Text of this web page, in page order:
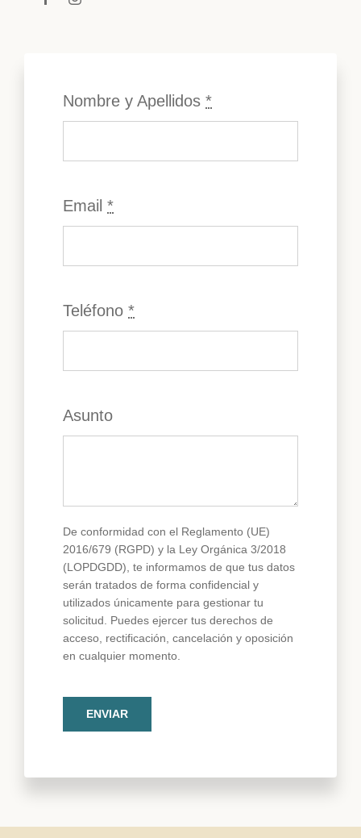
Nombre y Apellidos *
Email *
Teléfono *
Asunto
De conformidad con el Reglamento (UE)
2016/679 (RGPD) y la Ley Orgánica 3/2018
(LOPDGDD), te informamos de que tus datos
serán tratados de forma confidencial y
utilizados únicamente para gestionar tu
solicitud. Puedes ejercer tus derechos de
acceso, rectificación, cancelación y oposición
en cualquier momento.
ENVIAR